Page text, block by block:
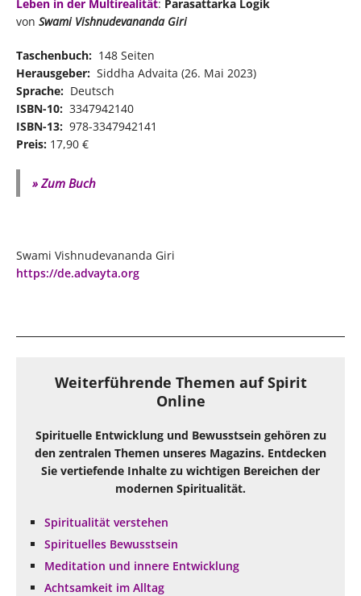
Leben in der Multirealität: Parasattarka Logik
von Swami Vishnudevananda Giri
Taschenbuch: ‎ 148 Seiten
Herausgeber: ‎ Siddha Advaita (26. Mai 2023)
Sprache: ‎ Deutsch
ISBN-10: ‎ 3347942140
ISBN-13: ‎ 978-3347942141
Preis: 17,90 €
» Zum Buch
Swami Vishnudevananda Giri
https://de.advayta.org
Weiterführende Themen auf Spirit
Online
Spirituelle Entwicklung und Bewusstsein gehören zu
den zentralen Themen unseres Magazins. Entdecken
Sie vertiefende Inhalte zu wichtigen Bereichen der
modernen Spiritualität.
Spiritualität verstehen
Spirituelles Bewusstsein
Meditation und innere Entwicklung
Achtsamkeit im Alltag